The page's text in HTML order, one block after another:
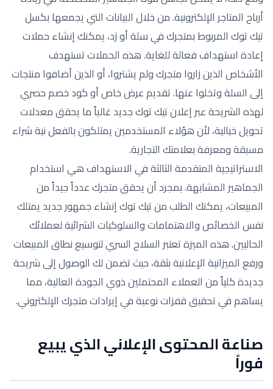
أرباح المتاجر الإلكترونية. من خلال البيانات التي يجمعها بكسل
تيك توك المربوط بمتجرك في سلة أو زد، يمكنك إنشاء حملات
إعادة استهداف فعالة للغاية. هذه الحملات تستهدف
الأشخاص الذين زاروا متجرك ولم يشتروا، أو الذين أضافوا منتجات
إلى السلة وتخلوا عنها. تقديم عرض خاص أو كود خصم حصري
لهذه الشريحة عبر إعلان تيك توك جديد غالباً ما يحقق معدلات
تحويل خيالية، لأن هؤلاء المستخدمين يمتلكون بالفعل نية شراء
مسبقة ومعرفة بعلامتك التجارية.
الاستراتيجية المتقدمة الثالثة في الاستهداف هي استخدام
الجماهير المشابهة. بمجرد أن يحقق متجرك عدداً جيداً من
المبيعات، يمكنك الطلب من تيك توك إنشاء جمهور جديد يمتلك
نفس الخصائص والاهتمامات والسلوكيات الشرائية لعملائك
الحاليين. هذه الميزة تعتبر السلاح السري لتوسيع نطاق المبيعات
ورفع الميزانية الإعلانية بثقة، حيث تضمن لك الوصول إلى شريحة
جديدة كلياً من العملاء المحتملين ذوي الجودة العالية، مما
يساهم في تحقيق قفزات نوعية في إيرادات متجرك الإلكتروني.
صناعة المحتوى الإعلاني الذي يبيع
فوراً